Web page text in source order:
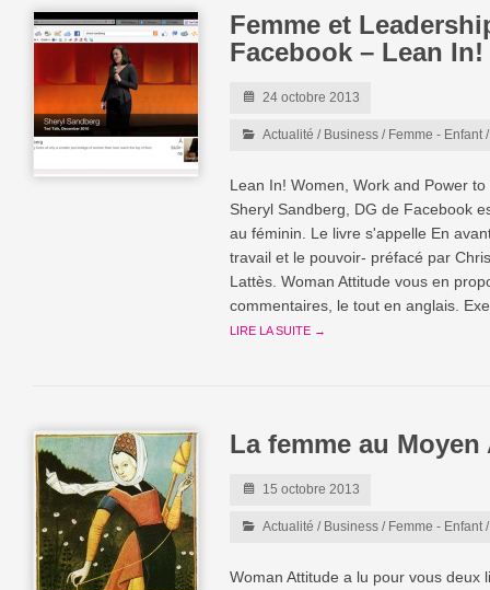
Femme et
Facebook – Lean In!
24 octobre 2013
Actualité / Business / Femme - Enfant
Lean In! Women, Work and Power
Sheryl Sandberg, DG de Facebook
au féminin. Le livre s'appelle En
travail et le pouvoir- préfacé par
Lattès. Woman Attitude vous en
commentaires, le tout en anglais.
LIRE LA SUITE →
La femme au Moyen
15 octobre 2013
Actualité / Business / Femme - Enfant
Woman Attitude a lu pour vous deux